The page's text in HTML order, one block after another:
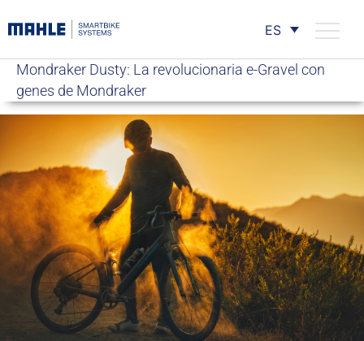
ES
Mondraker Dusty: La revolucionaria e-Gravel con
genes de Mondraker